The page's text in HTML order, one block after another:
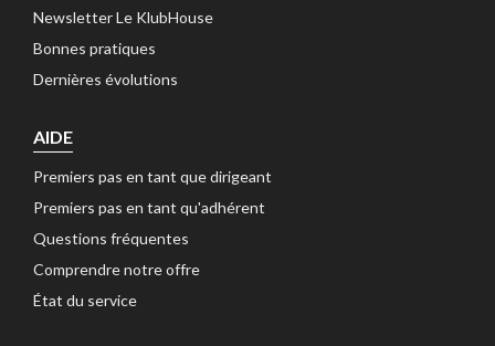
Newsletter Le KlubHouse
Bonnes pratiques
Dernières évolutions
AIDE
Premiers pas en tant que dirigeant
Premiers pas en tant qu'adhérent
Questions fréquentes
Comprendre notre offre
État du service